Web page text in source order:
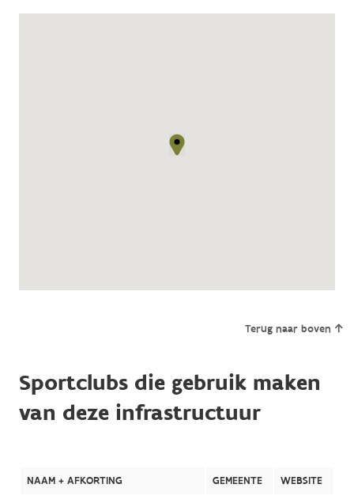
Terug naar boven
Sportclubs die gebruik maken
van deze infrastructuur
NAAM + AFKORTING GEMEENTE WEBSITE